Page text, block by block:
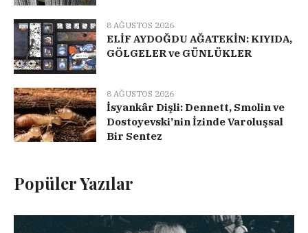
8 AĞUSTOS 2026
ELİF AYDOĞDU AĞATEKİN: KIYIDA,
GÖLGELER ve GÜNLÜKLER
8 AĞUSTOS 2026
İsyankâr Dişli: Dennett, Smolin ve
Dostoyevski’nin İzinde Varoluşsal
Bir Sentez
Popüler Yazılar